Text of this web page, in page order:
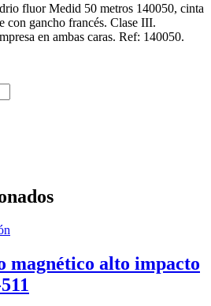
fluor Medid 50 metros 140050, cinta
con gancho francés. Clase III.
en ambas caras. Ref: 140050.
magnético alto impacto